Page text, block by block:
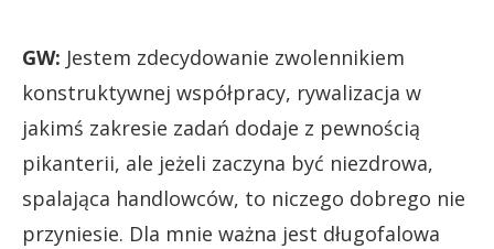
GW: Jestem zdecydowanie zwolennikiem
konstruktywnej współpracy, rywalizacja w
jakimś zakresie zadań dodaje z pewnością
pikanterii, ale jeżeli zaczyna być niezdrowa,
spalająca handlowców, to niczego dobrego nie
przyniesie. Dla mnie ważna jest długofalowa